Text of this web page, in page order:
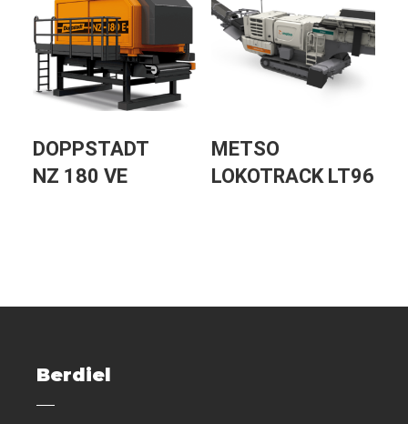
DOPPSTADT
NZ 180 VE
METSO
LOKOTRACK LT96
Berdiel